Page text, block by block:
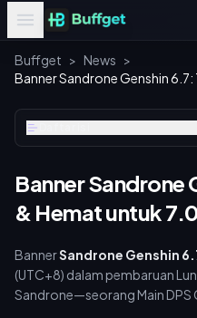
Buffget > News >
Banner Sandrone Genshin
Banner Sandrone
& Hemat untuk
BannerSandrone Genshin
(UTC+8) dalam pembaruan
Sandrone—seorang Main